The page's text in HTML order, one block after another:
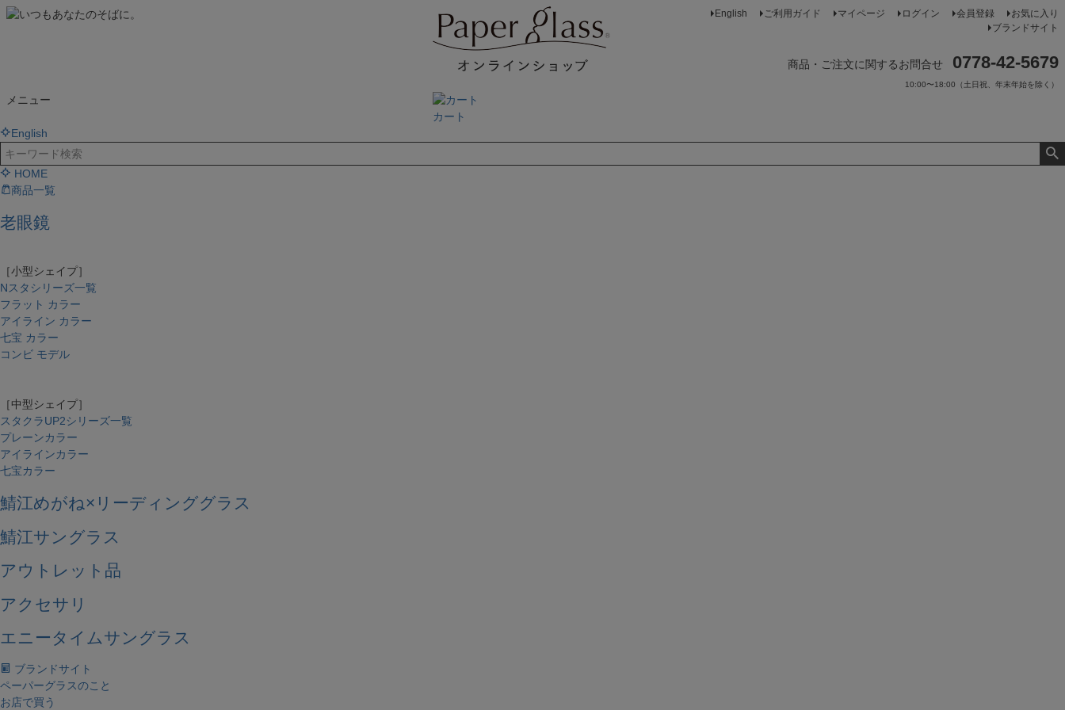
English ご利用ガイド マイページ ログイン 会員登録
お気に入り
ブランドサイト
商品・ご注文に関するお問合せ 0778-42-5679
10:00〜18:00（土日祝、年末年始を除く）
メニュー
カート
English
HOME
商品一覧
老眼鏡
［小型シェイプ］
Nスタシリーズ一覧
フラット カラー
アイライン カラー
七宝 カラー
コンビ モデル
［中型シェイプ］
スタクラUP2シリーズ一覧
プレーンカラー
アイラインカラー
七宝カラー
鯖江めがね×リーディンググラス
鯖江サングラス
アウトレット品
アクセサリ
エニータイムサングラス
ブランドサイト
ペーパーグラスのこと
お店で買う